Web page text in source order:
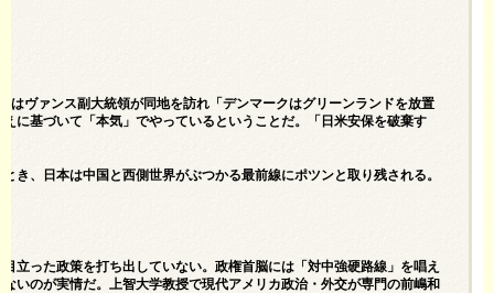
ヴァンス副大統領が同地を訪れ「デンマークはグリーンランドを放置
に基づいて「本気」でやっているということだ。「日米安保を破棄す
、日本は中国と西側世界がぶつかる最前線にポツンと取り残される。
立った政策を打ち出していない。政権首脳には「対中強硬路線」を唱え
いのが実情だ。上智大学教授で現代アメリカ政治・外交が専門の前嶋和